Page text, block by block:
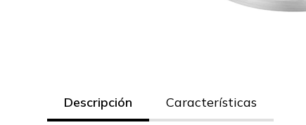
Descripción Características